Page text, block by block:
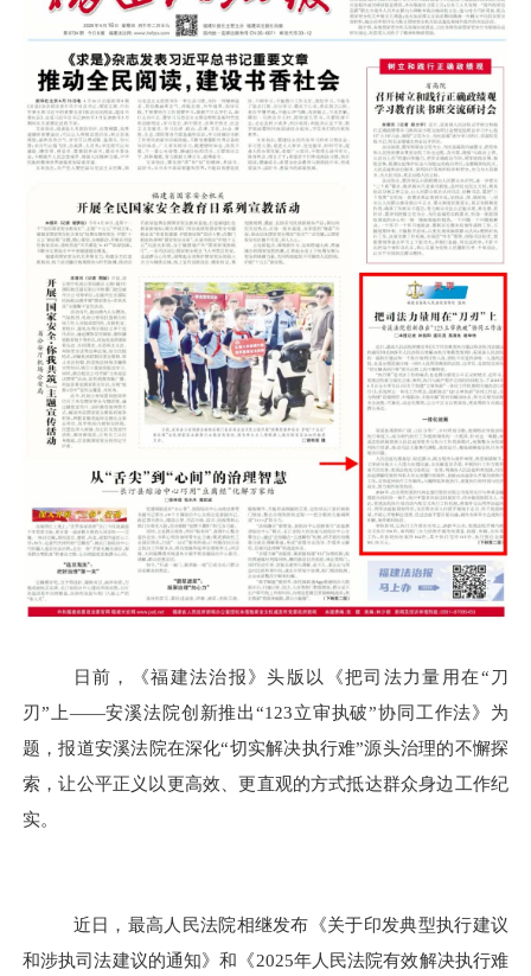
日前，《福建法治报》头版以《把司法力量用在“刀
刃”上——安溪法院创新推出“123立审执破”协同工作法》为
题，报道安溪法院在深化“切实解决执行难”源头治理的不懈探
索，让公平正义以更高效、更直观的方式抵达群众身边工作纪
实。
近日，最高人民法院相继发布《关于印发典型执行建议
和涉执司法建议的通知》和《2025年人民法院有效解决执行难